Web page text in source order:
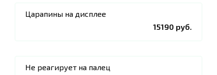
Царапины на дисплее
15190 руб.
Не реагирует на палец